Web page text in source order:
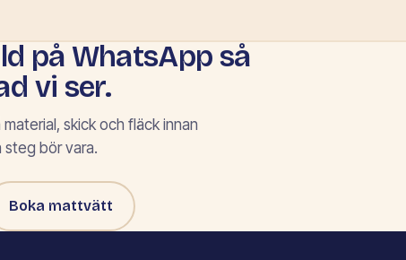
på WhatsApp så
vi ser.
skick och fläck innan
steg bör vara.
Boka mattvätt